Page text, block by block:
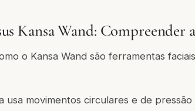
Kansa Wand: Compreender
o Kansa Wand são ferramentas
usa movimentos circulares e de